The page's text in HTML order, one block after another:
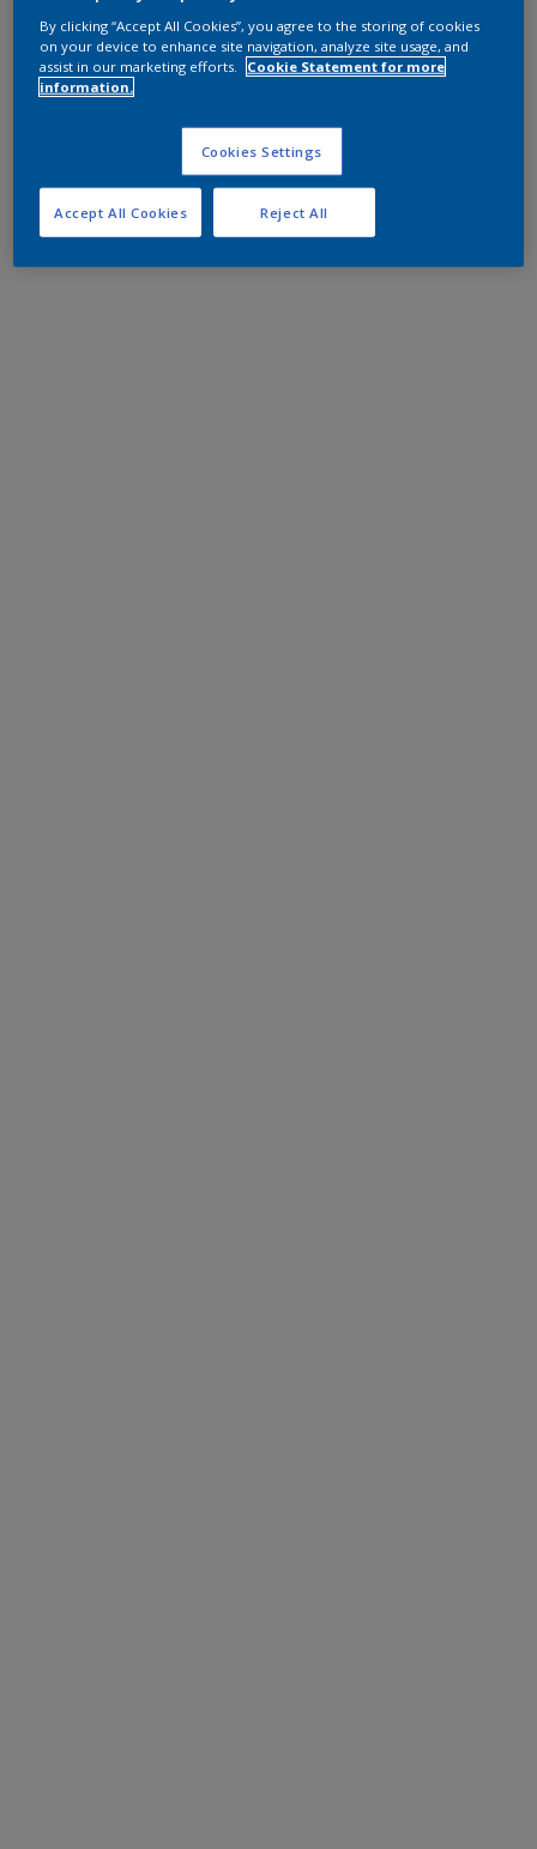
By clicking “Accept All Cookies”, you agree to the storing of cookies
on your device to enhance site navigation, analyze site usage, and
assist in our marketing efforts.
Cookie Statement for more
information.
Cookies Settings
Reject All
Accept All Cookies